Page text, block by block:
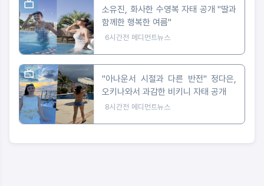
소유진, 화사한 수영복 자태 공개 "딸과
함께한 행복한 여름"
6시간전 메디먼트뉴스
"아나운서 시절과 다른 반전" 정다은,
오키나와서 과감한 비키니 자태 공개
8시간전 메디먼트뉴스